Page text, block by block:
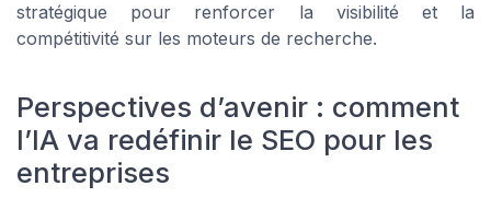
stratégique pour renforcer la visibilité et la
compétitivité sur les moteurs de recherche.
Perspectives d’avenir : comment
l’IA va redéfinir le SEO pour les
entreprises